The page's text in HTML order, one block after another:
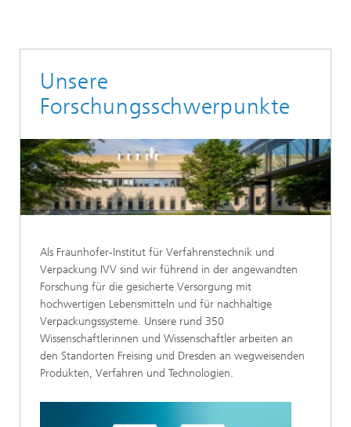
Unsere
Forschungsschwerpunkte
Als Fraunhofer-Institut für Verfahrenstechnik und
Verpackung IVV sind wir führend in der angewandten
Forschung für die gesicherte Versorgung mit
hochwertigen Lebensmitteln und für nachhaltige
Verpackungssysteme. Unsere rund 350
Wissenschaftlerinnen und Wissenschaftler arbeiten an
den Standorten Freising und Dresden an wegweisenden
Produkten, Verfahren und Technologien.